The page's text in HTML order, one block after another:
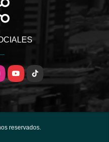
YouTubeTikTok
reservados.